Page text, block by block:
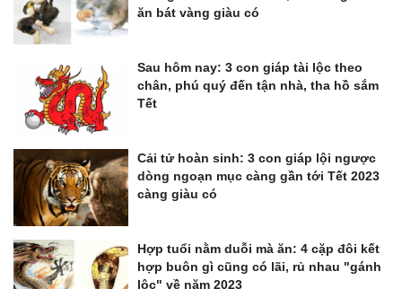
ăn bát vàng giàu có
Sau hôm nay: 3 con giáp tài lộc theo
chân, phú quý đến tận nhà, tha hồ sắm
Tết
Cải tử hoàn sinh: 3 con giáp lội ngược
dòng ngoạn mục càng gần tới Tết 2023
càng giàu có
Hợp tuổi nằm duỗi mà ăn: 4 cặp đôi kết
hợp buôn gì cũng có lãi, rủ nhau "gánh
lộc" về năm 2023